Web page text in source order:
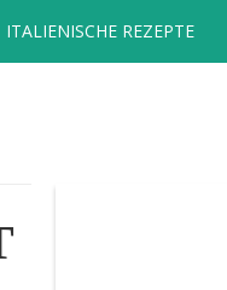
ITALIENISCHE REZEPTE